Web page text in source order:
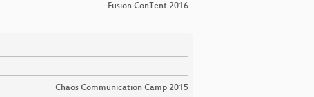
Fusion ConTent 2016
Chaos Communication Camp 2015